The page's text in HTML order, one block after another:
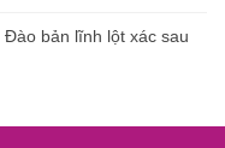
bản lĩnh lột xác sau